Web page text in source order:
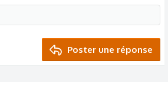
Poster une réponse